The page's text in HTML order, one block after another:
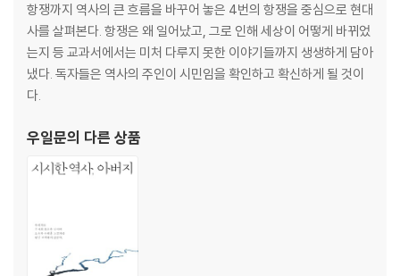
4·19 혁명
대한민국 정부는 어떻게 세워졌을까
- 해방과 단독 정부
- 거짓말과 조작의 시작
- 희한한 논리와 억지
-대구에서 시작된 민주화 운동
어떻게 막걸리와 표를 바꿀 수 있었을까
- 3·15 부정 선거
항쟁까지 역사의 큰 흐름을 바꾸어 놓은 4번의 항쟁을 중심으로 현대
사를 살펴본다. 항쟁은 왜 일어났고, 그로 인해 세상이 어떻게 바뀌었
는지 등 교과서에서는 미처 다루지 못한 이야기들까지 생생하게 담아
냈다. 독자들은 역사의 주인이 시민임을 확인하고 확신하게 될 것이
다.
우일문의 다른 상품